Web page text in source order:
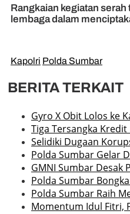
Rangkaian kegiatan
lembaga dalam
Kapolri Polda Sumbar
BERITA TERKAIT
Gyro X Obit Lolos ke
Tiga Tersangka
Selidiki Dugaan
Polda Sumbar Gelar
GMNI Sumbar Desak
Polda Sumbar
Polda Sumbar Raih
Momentum Idul Fitri,